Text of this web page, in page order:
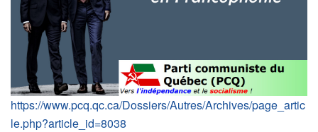
https://www.pcq.qc.ca/Dossiers/Autres/Archives/page_artic
le.php?article_id=8038